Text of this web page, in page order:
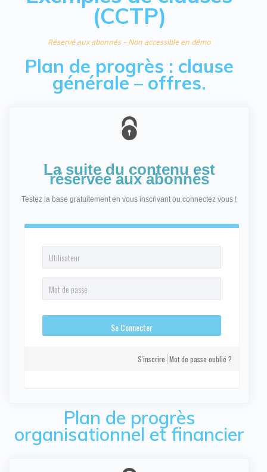
(CCTP)
Réservé aux abonnés – Non accessible en démo
Plan de progrès : clause
générale – offres.
La suite du contenu est
réservée aux abonnés
Testez la base gratuitement en vous inscrivant ou connectez vous !
S'inscrire Mot de passe oublié ?
Plan de progrès
organisationnel et financier